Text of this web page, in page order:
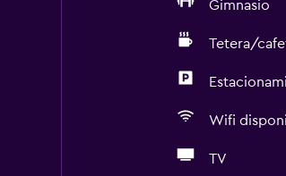
Gimnasio
Tetera/
Wifi
TV